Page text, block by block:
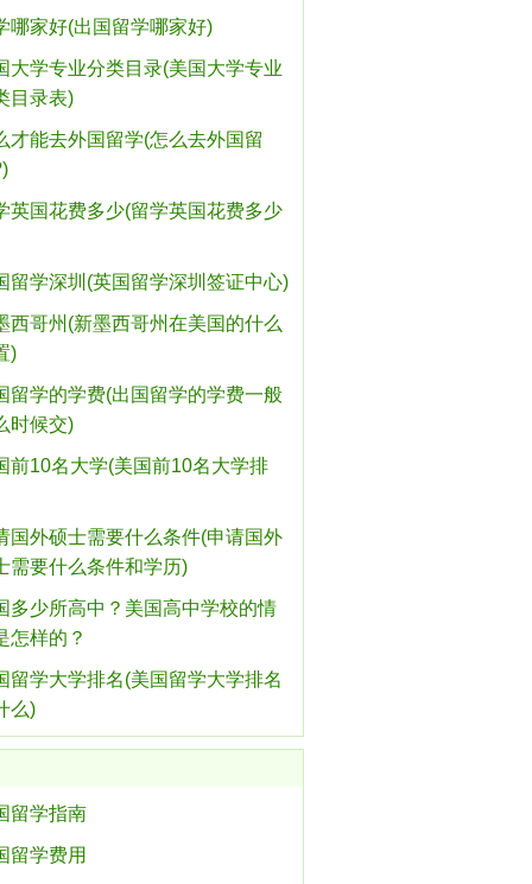
哪家好(出国留学哪家好)
大学专业分类目录(美国大学专业
目录表)
才能去外国留学(怎么去外国留
英国花费多少(留学英国花费多少
留学深圳(英国留学深圳签证中心)
西哥州(新墨西哥州在美国的什么
)
留学的学费(出国留学的学费一般
时候交)
前10名大学(美国前10名大学排
国外硕士需要什么条件(申请国外
需要什么条件和学历)
多少所高中？美国高中学校的情
怎样的？
留学大学排名(美国留学大学排名
么)
留学指南
留学费用